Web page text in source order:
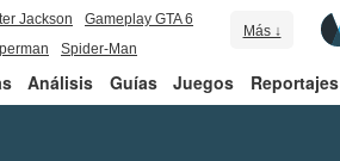
Jackson
Gameplay GTA 6
Spider-Man
Más ↓
Análisis Guías Juegos Reportajes